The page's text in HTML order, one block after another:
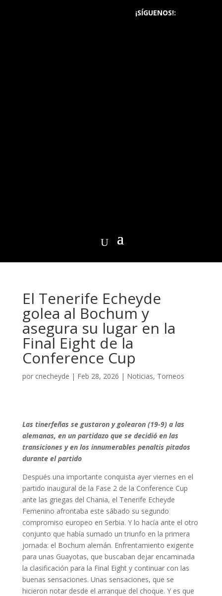
¡SÍGUENOS!:
El Tenerife Echeyde
golea al Bochum y
asegura su lugar en la
Final Eight de la
Conference Cup
por cnecheyde | Feb 28, 2026 | Noticias, Torneos
Las tinerfeñas se gustaron y golearon (19-9) a las
alemanas, en un partidazo que se decidió en las
transiciones y en los innumerables penaltis pitados
durante el partido
Después una importante conquista ayer viernes en el
partido inaugural de la Fase 2 de la Conference Cup
ante las griegas del Chania, el Tenerife Echeyde
Femenino afrontaba este sábado su segundo
compromiso europeo en Serbia. Y lo hacía ante el otro
conjunto que había sumado un triunfo en la primera
jornada: el Bochum alemán. Enfrentamiento exigente
para unas Guayotas, que buscaban dejar encaminada
la clasificación para la Final Eight y continuar con las
buenas sensaciones. Unas sensaciones, que se
hicieron notar desde el arranque del choque. Y es que